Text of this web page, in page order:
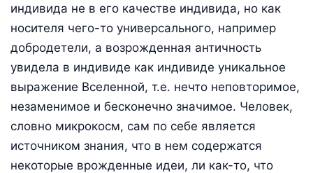
индивида не в его качестве индивида, но как
носителя чего-то универсального, например
добродетели, а возрожденная античность
увидела в индивиде как индивиде уникальное
выражение Вселенной, т.е. нечто неповторимое,
незаменимое и бесконечно значимое. Человек,
словно микрокосм, сам по себе является
источником знания, что в нем содержатся
некоторые врожденные идеи, ли как-то, что